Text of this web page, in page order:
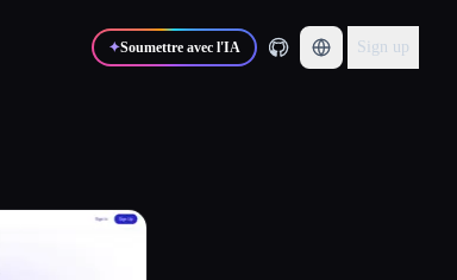
✦Soumettre avec l'IA Sign up